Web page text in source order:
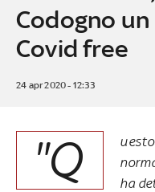
Codogno
Covid free
24 apr 2020 - 12:33
"Q
ha